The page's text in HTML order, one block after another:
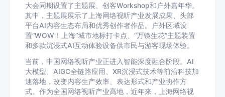
大会同期设置了主题展、创客Workshop和户外嘉年华。
其中，主题展展示了上海网络视听产业发展成果、头部
平台AI内容生态布局和优秀创作者作品。户外区域设
置“WOW！上海”城市地标打卡点、“万镜生花”主题装置
和多款沉浸式AI互动体验设备供市民与游客现场体验。
当前，中国网络视听产业正进入智能深度融合阶段。AI
大模型、AIGC全链路应用、XR沉浸式技术等前沿科技加
速落地，改变内容生产效率、表达形式和产业协作方
式。作为全国网络视听产业高地，近年来，上海网络视